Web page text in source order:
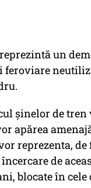
un
șinelor de
apărea
reprezenta,
de
blocate în cele